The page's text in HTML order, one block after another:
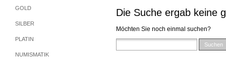
Die Suche ergab keine
Möchten Sie noch einmal suchen?
Suchen
GOLD
SILBER
PLATIN
NUMISMATIK